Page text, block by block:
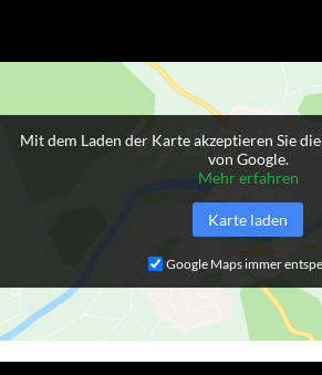
Mit dem Laden der Karte akzeptieren Sie
von Google.
Mehr erfahren
Karte laden
Google Maps immer